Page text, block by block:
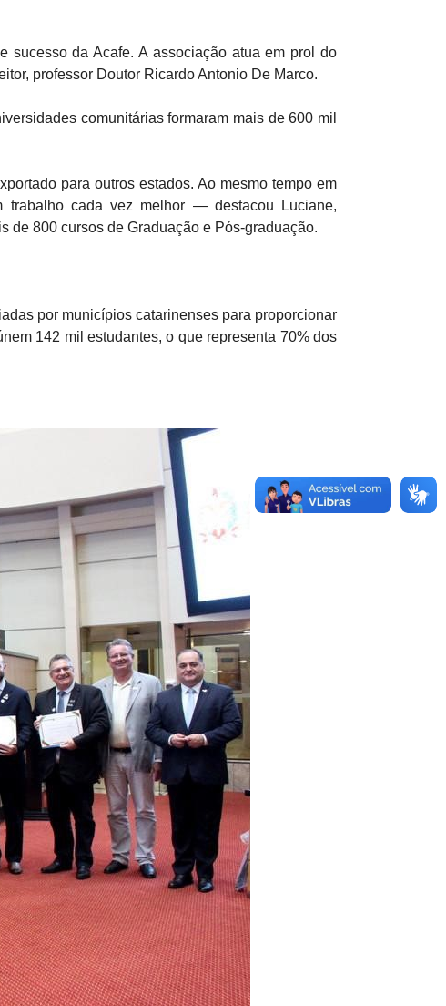
da Acafe. A associação atua em prol do
professor Doutor Ricardo Antonio De Marco.
comunitárias formaram mais de 600 mil
para outros estados. Ao mesmo tempo em
trabalho cada vez melhor — destacou Luciane,
de 800 cursos de Graduação e Pós-graduação.
por municípios catarinenses para proporcionar
142 mil estudantes, o que representa 70% dos